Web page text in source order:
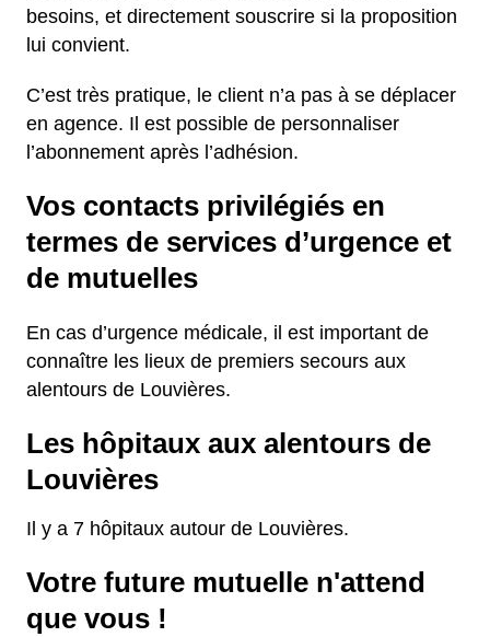
besoins, et directement souscrire si la proposition
lui convient.
C’est très pratique, le client n’a pas à se déplacer
en agence. Il est possible de personnaliser
l’abonnement après l’adhésion.
Vos contacts privilégiés en
termes de services d’urgence et
de mutuelles
En cas d’urgence médicale, il est important de
connaître les lieux de premiers secours aux
alentours de Louvières.
Les hôpitaux aux alentours de
Louvières
Il y a 7 hôpitaux autour de Louvières.
Votre future mutuelle n'attend
que vous !